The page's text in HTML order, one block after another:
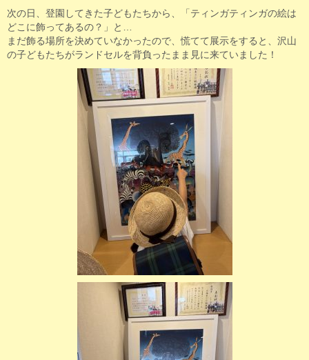
次の日、登園してきた子どもたちから、「ティンガティンガの絵は
どこに飾ってあるの？」と…
まだ飾る場所を決めていなかったので、慌てて展示をすると、沢山
の子どもたちがランドセルを背負ったまま見に来ていました！